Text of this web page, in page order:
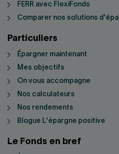
FERR avec FlexiFonds
Comparer nos solutions
Particuliers
Épargner maintenant
Mes objectifs
On vous accompagne
Nos calculateurs
Nos rendements
Blogue L'épargne positive
Le Fonds en bref